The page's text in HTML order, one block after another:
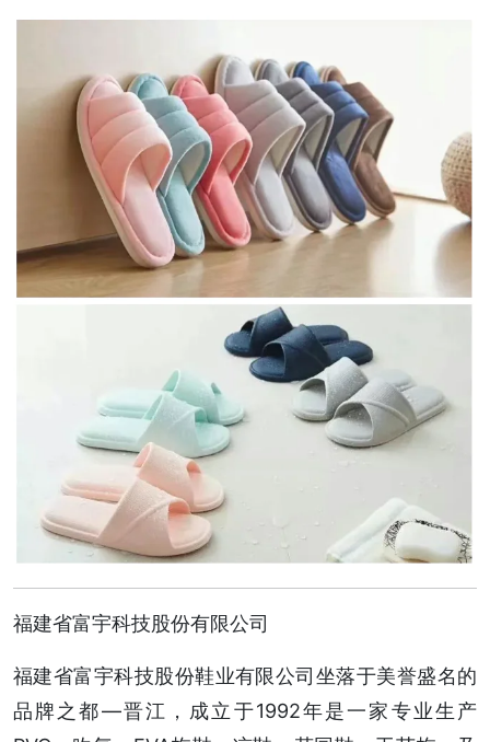
福建省富宇科技股份有限公司
福建省富宇科技股份鞋业有限公司坐落于美誉盛名的
品牌之都—晋江，成立于1992年是一家专业生产